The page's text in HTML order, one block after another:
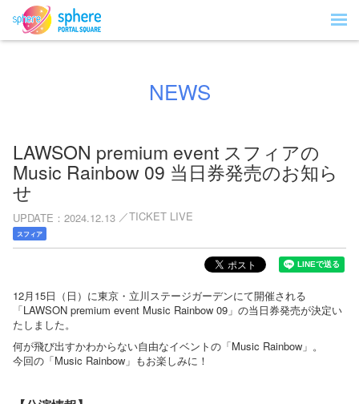
NEWS
LAWSON premium event スフィアの
Music Rainbow 09 当日券発売のお知ら
せ
UPDATE 2024.12.13 TICKET LIVE
スフィア
12月15日（日）に東京・立川ステージガーデンにて開催される
「LAWSON premium event Music Rainbow 09」の当日券発売が決定い
たしました。
何が飛び出すかわからない自由なイベントの「Music Rainbow」。
今回の「Music Rainbow」もお楽しみに！